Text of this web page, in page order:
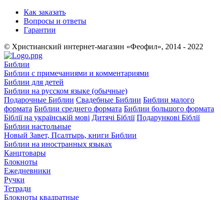
Как заказать
Вопросы и ответы
Гарантии
© Христианский интернет-магазин «Феофил», 2014 - 2022
Библии
Библии с примечаниями и комментариями
Библии для детей
Библии на русском языке (обычные)
Подарочные Библии Свадебные Библии Библии малого
формата Библии среднего формата Библии большого формата
Біблії на українській мові Дитячі Біблії Подарункові Біблії
Библии настольные
Новый Завет, Псалтырь, книги Библии
Библии на иностранных языках
Канцтовары
Блокноты
Ежедневники
Ручки
Тетради
Блокноты квадратные